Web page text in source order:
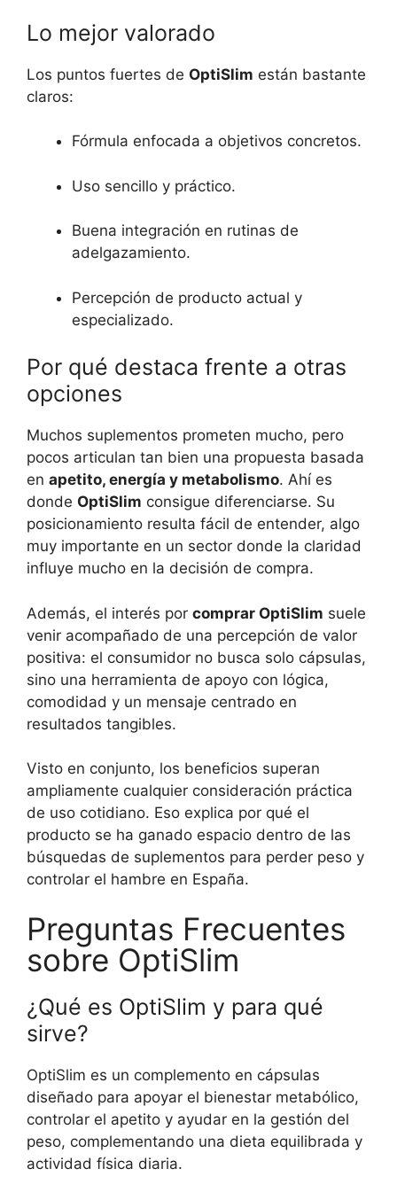
Lo mejor valorado
Los puntos fuertes de OptiSlim están bastante
claros:
Fórmula enfocada a objetivos concretos.
Uso sencillo y práctico.
Buena integración en rutinas de
adelgazamiento.
Percepción de producto actual y
especializado.
Por qué destaca frente a otras
opciones
Muchos suplementos prometen mucho, pero
pocos articulan tan bien una propuesta basada
en apetito, energía y metabolismo. Ahí es
donde OptiSlim consigue diferenciarse. Su
posicionamiento resulta fácil de entender, algo
muy importante en un sector donde la claridad
influye mucho en la decisión de compra.
Además, el interés por comprar OptiSlim suele
venir acompañado de una percepción de valor
positiva: el consumidor no busca solo cápsulas,
sino una herramienta de apoyo con lógica,
comodidad y un mensaje centrado en
resultados tangibles.
Visto en conjunto, los beneficios superan
ampliamente cualquier consideración práctica
de uso cotidiano. Eso explica por qué el
producto se ha ganado espacio dentro de las
búsquedas de suplementos para perder peso y
controlar el hambre en España.
Preguntas Frecuentes
sobre OptiSlim
¿Qué es OptiSlim y para qué
sirve?
OptiSlim es un complemento en cápsulas
diseñado para apoyar el bienestar metabólico,
controlar el apetito y ayudar en la gestión del
peso, complementando una dieta equilibrada y
actividad física diaria.